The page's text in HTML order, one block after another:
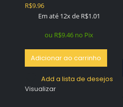
0out of 5
R$9.96
Em até 12x de R$1.01
ou R$9.46 no Pix
Adicionar ao carrinho
Add a lista de desejos
Visualizar